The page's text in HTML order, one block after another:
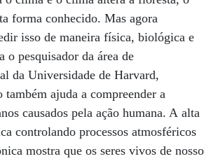
forma conhecido. Mas agora
isso de maneira física, biológica e
o pesquisador da área de
da Universidade de Harvard,
ajuda a compreender a
causados pela ação humana. A alta
controlando processos atmosféricos
mostra que os seres vivos de nosso